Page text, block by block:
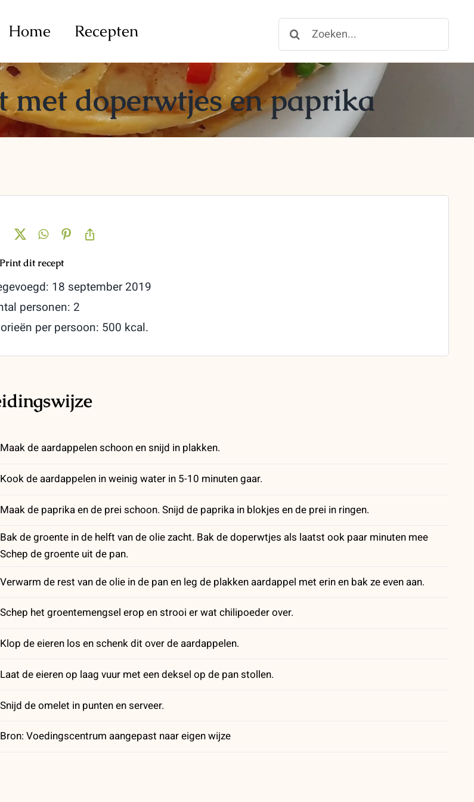
Home Recepten
for:
met doperwtjes en paprika
18 september 2019
personen: 2
per persoon: 500 kcal.
Maak de aardappelen schoon en snijd in plakken.
Kook de aardappelen in weinig water in 5-10 minuten gaar.
Maak de paprika en de prei schoon. Snijd de paprika in blokjes en de prei in ringen.
Bak de groente in de helft van de olie zacht. Bak de doperwtjes als laatst ook paar minuten mee
Schep de groente uit de pan.
Verwarm de rest van de olie in de pan en leg de plakken aardappel met erin en bak ze even aan.
Schep het groentemengsel erop en strooi er wat chilipoeder over.
Klop de eieren los en schenk dit over de aardappelen.
Laat de eieren op laag vuur met een deksel op de pan stollen.
Snijd de omelet in punten en serveer.
Bron: Voedingscentrum aangepast naar eigen wijze